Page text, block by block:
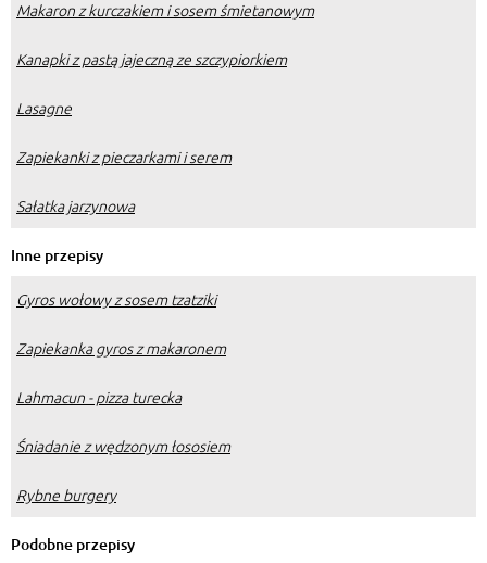
Makaron z kurczakiem i sosem śmietanowym
Kanapki z pastą jajeczną ze szczypiorkiem
Lasagne
Zapiekanki z pieczarkami i serem
Sałatka jarzynowa
Inne przepisy
Gyros wołowy z sosem tzatziki
Zapiekanka gyros z makaronem
Lahmacun - pizza turecka
Śniadanie z wędzonym łososiem
Rybne burgery
Podobne przepisy